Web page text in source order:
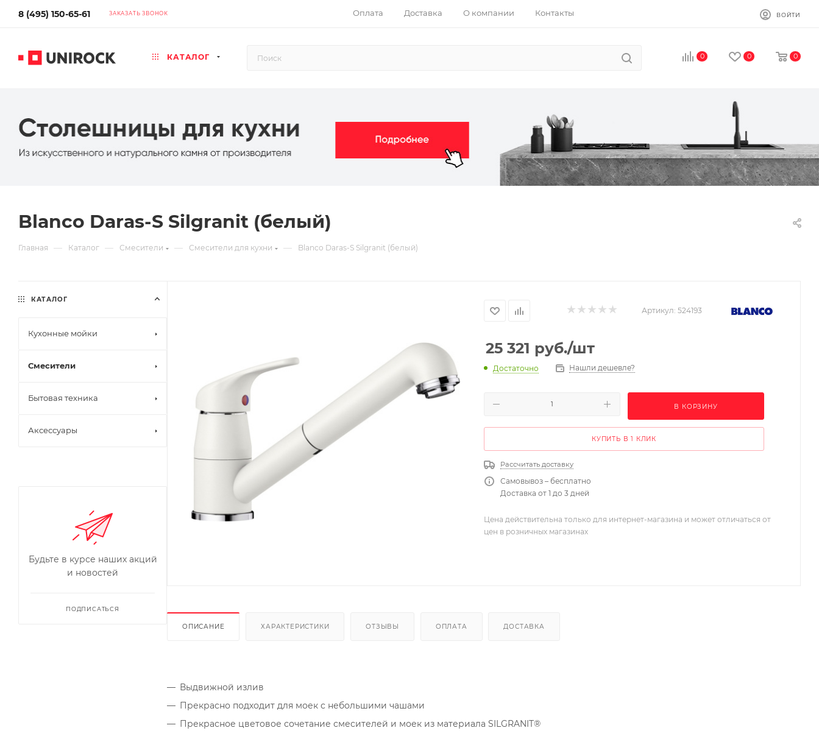
8 (495) 150-65-61 ЗАКАЗАТЬ ЗВОНОК Оплата Доставка О компании Контакты ВОЙТИ
КАТАЛОГ 0 0 0
Blanco Daras-S Silgranit (белый)
Главная — Каталог — Смесители — Смесители для кухни — Blanco Daras-S Silgranit (белый)
Артикул: 524193
25 321 руб./шт
Достаточно Нашли дешевле?
В КОРЗИНУ
КУПИТЬ В 1 КЛИК
Рассчитать доставку
Самовывоз – бесплатно
Доставка от 1 до 3 дней
Цена действительна только для интернет-магазина и может отличаться от
цен в розничных магазинах
ОПИСАНИЕ ХАРАКТЕРИСТИКИ ОТЗЫВЫ ОПЛАТА ДОСТАВКА
Выдвижной излив
Прекрасно подходит для моек с небольшими чашами
Прекрасное цветовое сочетание смесителей и моек из материала SILGRANIT®
КАТАЛОГ
Кухонные мойки
Смесители
Бытовая техника
Аксессуары
Будьте в курсе наших акций
и новостей
ПОДПИСАТЬСЯ